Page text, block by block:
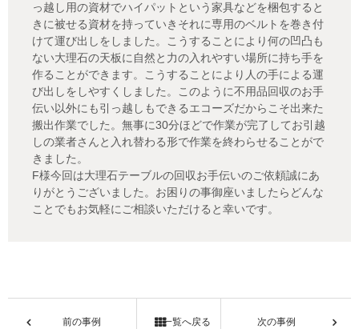
っ越し用の資材でハイパットという家具などを梱包すると
きに被せる資材を持っていきそれに専用のベルトを巻き付
けて運び出しをしました。こうすることにより何の凹凸も
ない大理石の天板に自然と力の入れやすい場所に持ち手を
作ることができます。こうすることにより人の手による運
び出しをしやすくしました。このように不用品回収のお手
伝い以外にも引っ越しもできるエコーズだからこそ出来た
搬出作業でした。無事に30分ほどで作業が完了してお引越
しの業者さんと入れ替わる形で作業を終わらせることがで
きました。
F様今回は大理石テーブルの回収お手伝いのご依頼誠にあ
りがとうございました。お困りの事御座いましたらどんな
ことでもお気軽にご相談いただけると幸いです。
前の事例 一覧へ戻る 次の事例